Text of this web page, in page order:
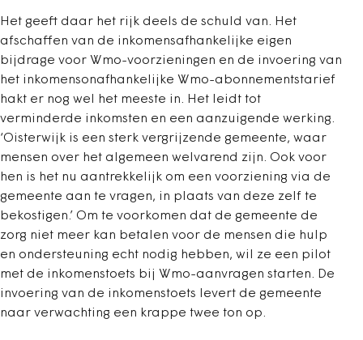
Het geeft daar het rijk deels de schuld van. Het
afschaffen van de inkomensafhankelijke eigen
bijdrage voor Wmo-voorzieningen en de invoering van
het inkomensonafhankelijke Wmo-abonnementstarief
hakt er nog wel het meeste in. Het leidt tot
verminderde inkomsten en een aanzuigende werking.
‘Oisterwijk is een sterk vergrijzende gemeente, waar
mensen over het algemeen welvarend zijn. Ook voor
hen is het nu aantrekkelijk om een voorziening via de
gemeente aan te vragen, in plaats van deze zelf te
bekostigen.’ Om te voorkomen dat de gemeente de
zorg niet meer kan betalen voor de mensen die hulp
en ondersteuning echt nodig hebben, wil ze een pilot
met de inkomenstoets bij Wmo-aanvragen starten. De
invoering van de inkomenstoets levert de gemeente
naar verwachting een krappe twee ton op.